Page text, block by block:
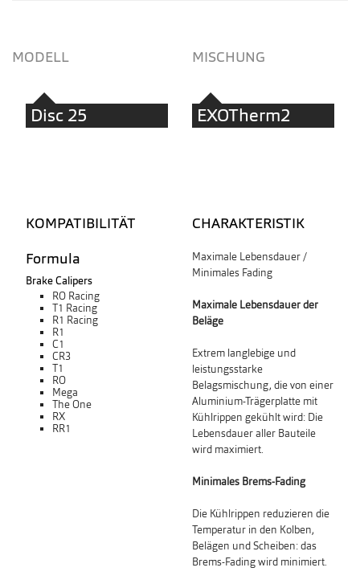
MODELL MISCHUNG
Disc 25 EXOTherm2
KOMPATIBILITÄT
Formula
Brake Calipers
RO Racing
T1 Racing
R1 Racing
R1
C1
CR3
T1
RO
Mega
The One
RX
RR1
CHARAKTERISTIK
Maximale Lebensdauer /
Minimales Fading
Maximale Lebensdauer der
Beläge
Extrem langlebige und
leistungsstarke
Belagsmischung, die von einer
Aluminium-Trägerplatte mit
Kühlrippen gekühlt wird: Die
Lebensdauer aller Bauteile
wird maximiert.
Minimales Brems-Fading
Die Kühlrippen reduzieren die
Temperatur in den Kolben,
Belägen und Scheiben: das
Brems-Fading wird minimiert.